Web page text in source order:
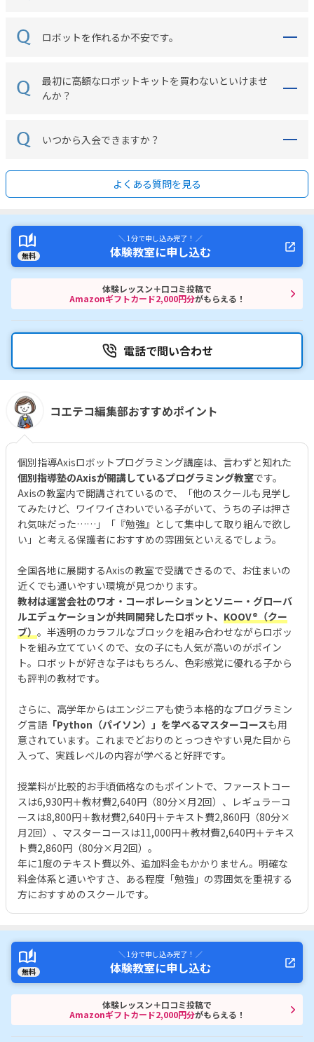
ロボットを作れるか不安です。
最初に高額なロボットキットを買わないといけませ
んか？
いつから入会できますか？
よくある質問を見る
無料
＼ 1分で申し込み完了！ ／
体験教室に申し込む
体験レッスン＋口コミ投稿で
Amazonギフトカード2,000円分がもらえる！
電話で問い合わせ
コエテコ編集部おすすめポイント
個別指導Axisロボットプログラミング講座は、言わずと知れた
個別指導塾のAxisが開講しているプログラミング教室です。
Axisの教室内で開講されているので、「他のスクールも見学し
てみたけど、ワイワイさわいでいる子がいて、うちの子は押さ
れ気味だった……」「『勉強』として集中して取り組んで欲し
い」と考える保護者におすすめの雰囲気といえるでしょう。
全国各地に展開するAxisの教室で受講できるので、お住まいの
近くでも通いやすい環境が見つかります。
教材は運営会社のワオ・コーポレーションとソニー・グローバ
ルエデュケーションが共同開発したロボット、 KOOV®︎（クー
ブ）。半透明のカラフルなブロックを組み合わせながらロボッ
トを組み立てていくので、女の子にも人気が高いのがポイン
ト。ロボットが好きな子はもちろん、色彩感覚に優れる子から
も評判の教材です。
さらに、高学年からはエンジニアも使う本格的なプログラミン
グ言語「Python（パイソン）」を学べるマスターコースも用
意されています。これまでどおりのとっつきやすい見た目から
入って、実践レベルの内容が学べると好評です。
授業料が比較的お手頃価格なのもポイントで、ファーストコー
スは6,930円＋教材費2,640円（80分×月2回）、レギュラーコ
ースは8,800円＋教材費2,640円＋テキスト費2,860円（80分×
月2回）、マスターコースは11,000円＋教材費2,640円＋テキス
ト費2,860円（80分×月2回）。
年に1度のテキスト費以外、追加料金もかかりません。明確な
料金体系と通いやすさ、ある程度「勉強」の雰囲気を重視する
方におすすめのスクールです。
無料
＼ 1分で申し込み完了！ ／
体験教室に申し込む
体験レッスン＋口コミ投稿で
Amazonギフトカード2,000円分がもらえる！